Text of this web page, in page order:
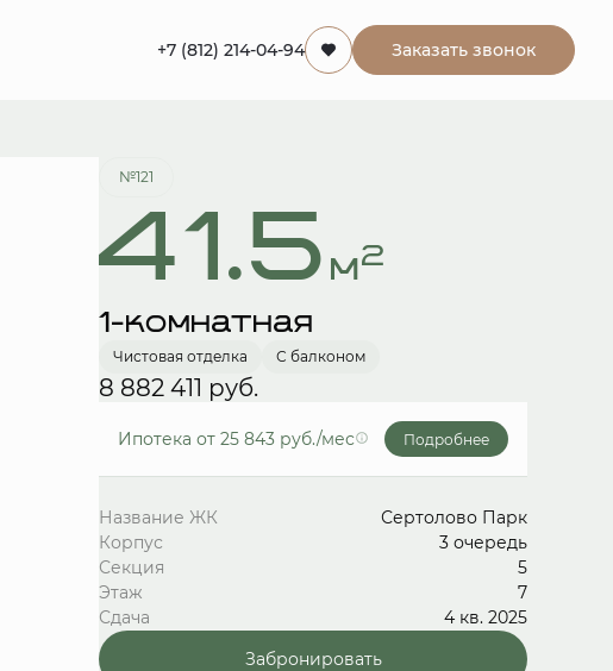
+7 (812) 214-04-94 Заказать звонок
Забронировать
№121
41.5 м2
1-комнатная
Чистовая отделка С балконом
8 882 411 руб.
Ипотека от 25 843 руб./мес Подробнее
Название ЖК
Сертолово Парк
Корпус
3 очередь
Секция
5
Этаж
7
Сдача
4 кв. 2025
Забронировать